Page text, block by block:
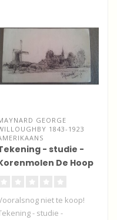
GEORGE
1843-1923
- studie -
De Hoop
niet te koop!
- studie -